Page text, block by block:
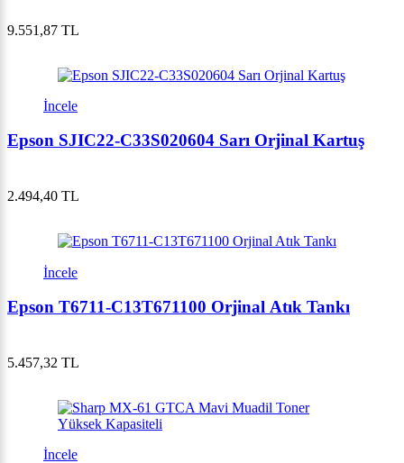
9.551,87 TL
İncele
Epson SJIC22-C33S020604 Sarı Orjinal Kartuş
2.494,40 TL
İncele
Epson T6711-C13T671100 Orjinal Atık Tankı
5.457,32 TL
İncele